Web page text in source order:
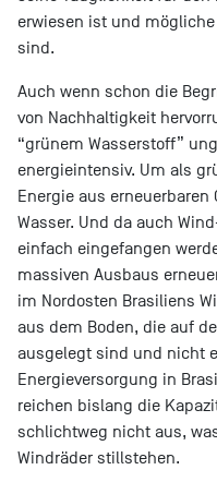
erwiesen ist und
sind.
Auch wenn schon die
von Nachhaltigkeit
“grünem Wasserstoff”
energieintensiv. Um als
Energie aus erneuerbaren
Wasser. Und da auch
einfach eingefangen
massiven Ausbaus
im Nordosten Brasiliens
aus dem Boden, die auf
ausgelegt sind und nicht
Energieversorgung in
reichen bislang die
schlichtweg nicht aus,
Windräder stillstehen.